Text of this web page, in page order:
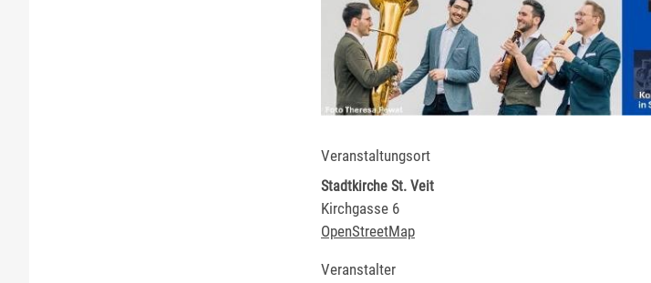
Veranstaltungsort
Stadtkirche St. Veit
Kirchgasse 6
OpenStreetMap
Veranstalter